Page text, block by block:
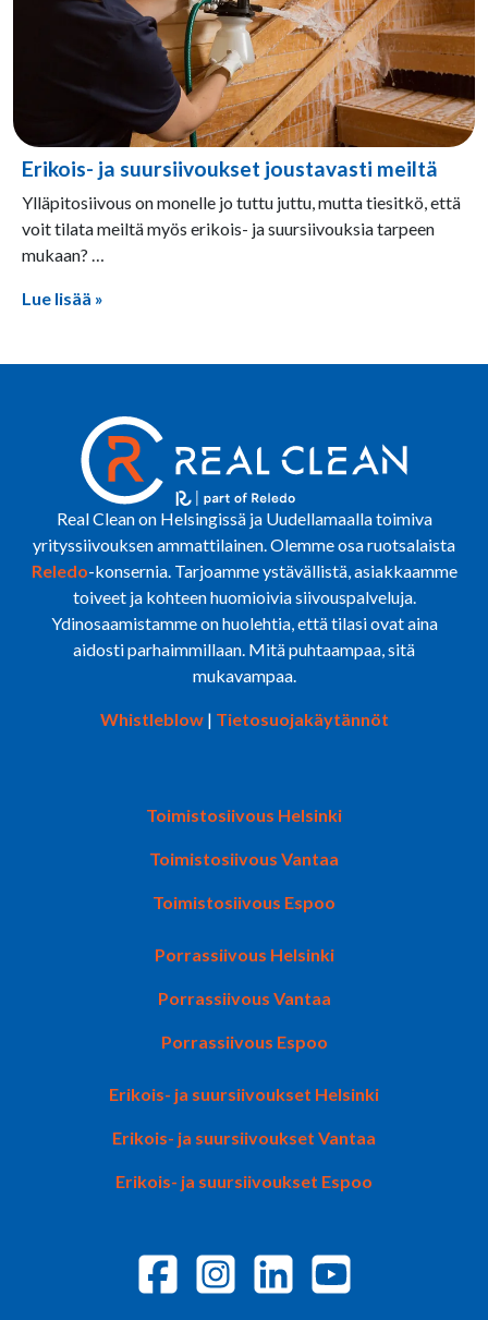
Erikois- ja suursiivoukset joustavasti meiltä
9.3.2026
Ylläpitosiivous on monelle jo tuttu juttu, mutta tiesitkö, että
voit tilata meiltä myös erikois- ja suursiivouksia tarpeen
mukaan? …
Lue lisää »
Real Clean on Helsingissä ja Uudellamaalla toimiva
yrityssiivouksen ammattilainen. Olemme osa ruotsalaista
Reledo-konsernia. Tarjoamme ystävällistä, asiakkaamme
toiveet ja kohteen huomioivia siivouspalveluja.
Ydinosaamistamme on huolehtia, että tilasi ovat aina
aidosti parhaimmillaan. Mitä puhtaampaa, sitä
mukavampaa.
Whistleblow | Tietosuojakäytännöt
Toimistosiivous Helsinki
Toimistosiivous Vantaa
Toimistosiivous Espoo
Porrassiivous Helsinki
Porrassiivous Vantaa
Porrassiivous Espoo
Erikois- ja suursiivoukset Helsinki
Erikois- ja suursiivoukset Vantaa
Erikois- ja suursiivoukset Espoo